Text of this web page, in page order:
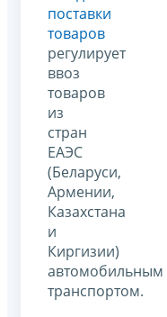
поставки
товаров
регулирует
ввоз
товаров
из
стран
ЕАЭС
(Беларуси,
Армении,
Казахстана
и
Киргизии)
автомобильным
транспортом.